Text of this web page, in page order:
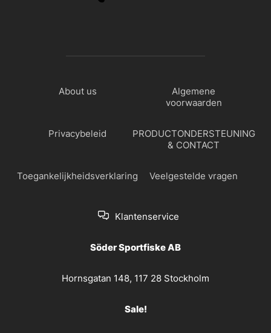
About us
Algemene
voorwaarden
Privacybeleid
PRODUCTONDERSTEUNING
& CONTACT
Toegankelijkheidsverklaring Veelgestelde vragen
Klantenservice
Söder Sportfiske AB
Hornsgatan 148, 117 28 Stockholm
Sale!